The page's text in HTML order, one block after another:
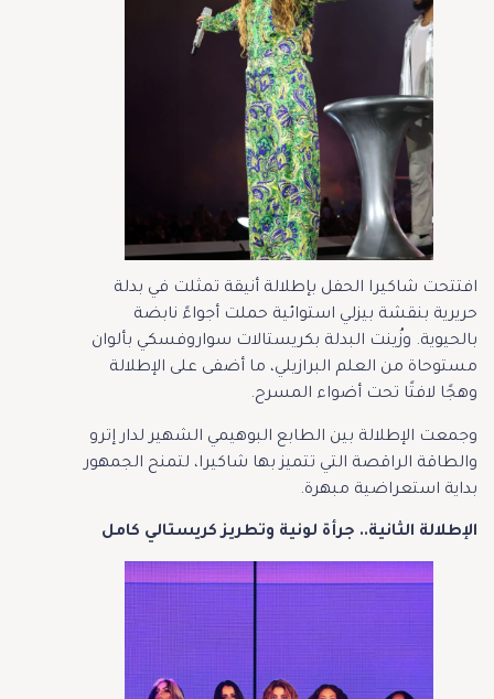
افتتحت شاكيرا الحفل بإطلالة أنيقة تمثلت في بدلة
حريرية بنقشة بيزلي استوائية حملت أجواءً نابضة
بالحيوية. وزُينت البدلة بكريستالات سواروفسكي بألوان
مستوحاة من العلم البرازيلي، ما أضفى على الإطلالة
وهجًا لافتًا تحت أضواء المسرح.
وجمعت الإطلالة بين الطابع البوهيمي الشهير لدار إترو
والطاقة الراقصة التي تتميز بها شاكيرا، لتمنح الجمهور
بداية استعراضية مبهرة.
الإطلالة الثانية.. جرأة لونية وتطريز كريستالي كامل